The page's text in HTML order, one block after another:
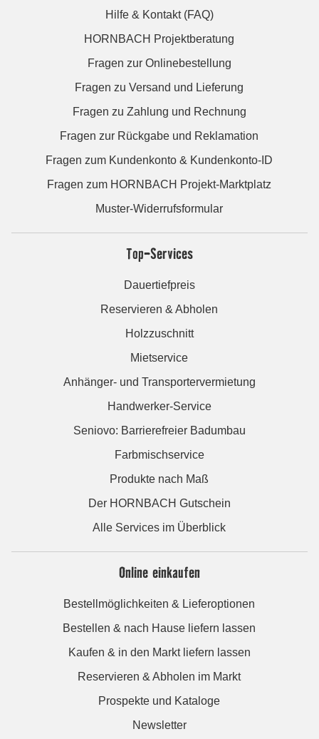
Hilfe & Kontakt (FAQ)
HORNBACH Projektberatung
Fragen zur Onlinebestellung
Fragen zu Versand und Lieferung
Fragen zu Zahlung und Rechnung
Fragen zur Rückgabe und Reklamation
Fragen zum Kundenkonto & Kundenkonto-ID
Fragen zum HORNBACH Projekt-Marktplatz
Muster-Widerrufsformular
Top-Services
Dauertiefpreis
Reservieren & Abholen
Holzzuschnitt
Mietservice
Anhänger- und Transportervermietung
Handwerker-Service
Seniovo: Barrierefreier Badumbau
Farbmischservice
Produkte nach Maß
Der HORNBACH Gutschein
Alle Services im Überblick
Online einkaufen
Bestellmöglichkeiten & Lieferoptionen
Bestellen & nach Hause liefern lassen
Kaufen & in den Markt liefern lassen
Reservieren & Abholen im Markt
Prospekte und Kataloge
Newsletter